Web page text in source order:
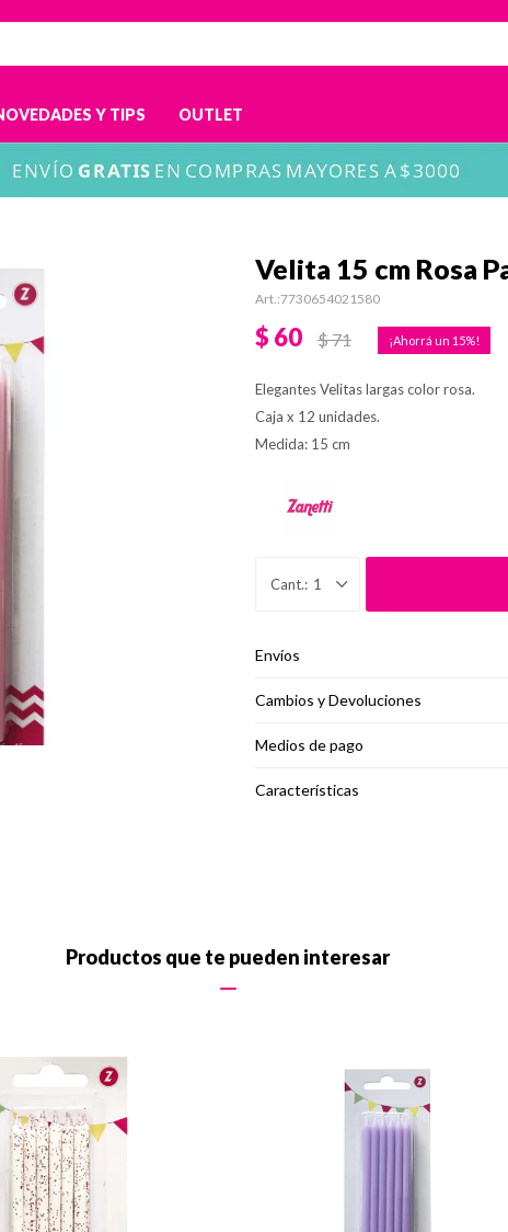
Y TIPS OUTLET
Velita 15 cm Rosa
7730654021580
$ 60 $71 15
Elegantes Velitas largas color rosa.
Caja x 12 unidades.
Medida: 15 cm
1
Envíos
Cambios y Devoluciones
Medios de pago
Características
Productos que te pueden interesar